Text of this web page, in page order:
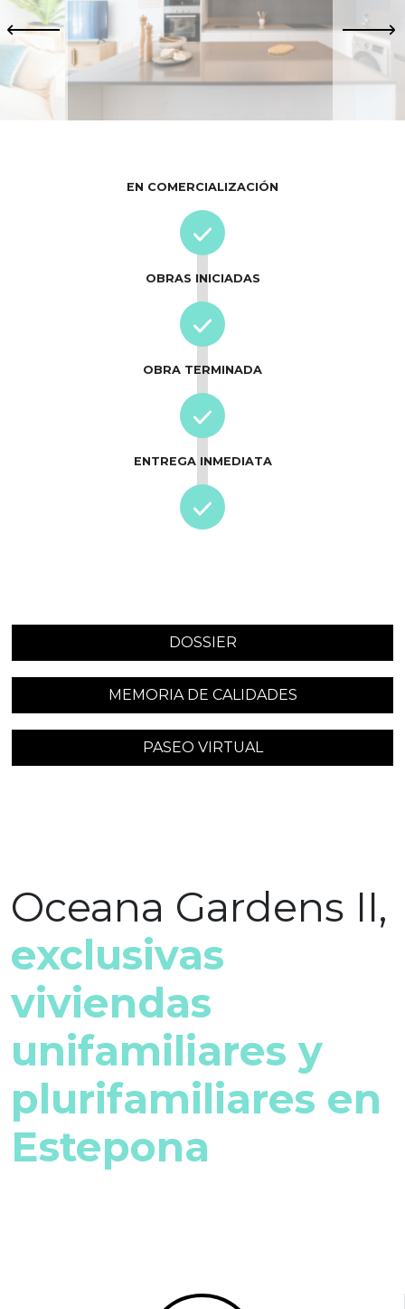
EN COMERCIALIZACIÓN
OBRAS INICIADAS
OBRA TERMINADA
ENTREGA INMEDIATA
DOSSIER
MEMORIA DE CALIDADES
PASEO VIRTUAL
Oceana Gardens II,
exclusivas
viviendas
unifamiliares y
plurifamiliares en
Estepona